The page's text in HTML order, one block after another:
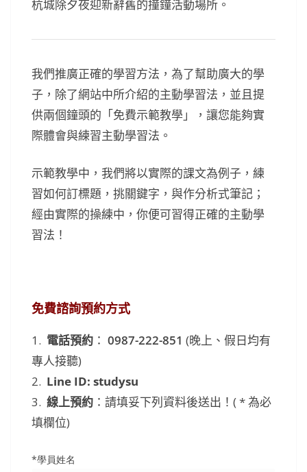
杭城除夕夜迎新辭舊的撞鐘活動場所。
我們推廣正確的學習方法，為了幫助廣大的學
子，除了網站中所介紹的主動學習法，並且提
供兩個鐘頭的「免費示範教學」，讓您能夠實
際體會與練習主動學習法。
示範教學中，我們將以實際的課文為例子，練
習如何訂標題，挑關鍵字，與作分析式筆記；
經由實際的操練中，你便可習得正確的主動學
習法！
免費諮詢預約方式
1. 電話預約 ： 0987-222-851 (晚上、假日均有
專人接聽)
2. Line ID: studysu
3. 線上預約 ：請填妥下列資料後送出！( * 為必
填欄位)
*學員姓名